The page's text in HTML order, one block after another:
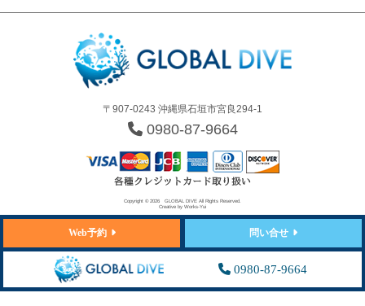
〒907-0243 沖縄県石垣市宮良294-1
0980-87-9664
Copyright © 2026 GLOBAL DIVE All Rights Reserved.
Creative by Works-Yui
Web予約 問い合せ
0980-87-9664